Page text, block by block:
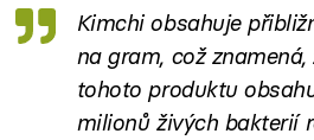
Kimchi obsahuje
na gram, což
tohoto produktu
milionů živých bakterií